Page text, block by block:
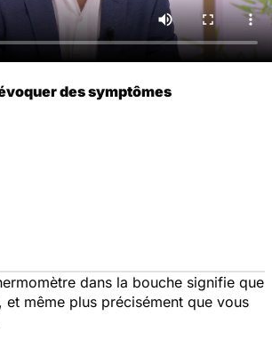
des symptômes
dans la bouche signifie que
et même plus précisément que vous